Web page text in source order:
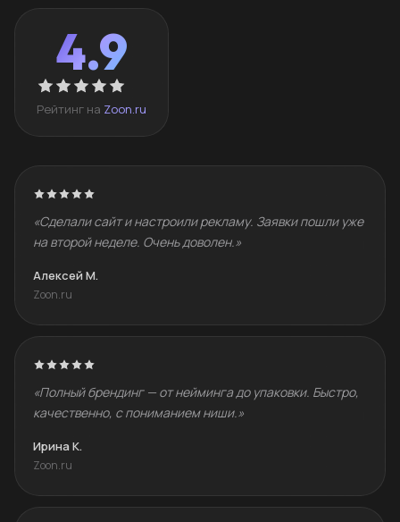
4.9
Рейтинг на Zoon.ru
«Сделали сайт и настроили рекламу. Заявки пошли уже
на второй неделе. Очень доволен.»
Алексей М.
Zoon.ru
«Полный брендинг — от нейминга до упаковки. Быстро,
качественно, с пониманием ниши.»
Ирина К.
Zoon.ru